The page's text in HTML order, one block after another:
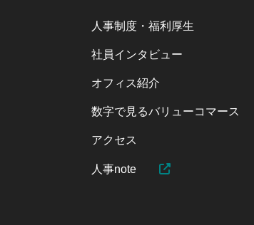
人事制度・福利厚生
社員インタビュー
オフィス紹介
数字で見るバリューコマース
アクセス
人事note